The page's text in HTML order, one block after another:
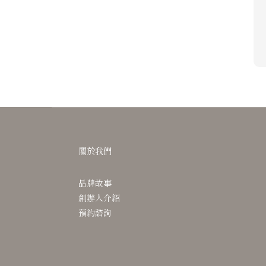
關於我們
品牌故事
創辦人介紹
預約諮詢